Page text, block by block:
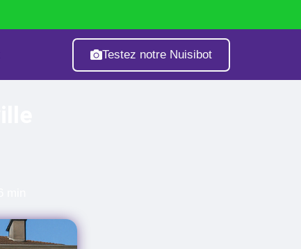
Testez notre Nuisibot
Guêpes & Frelons